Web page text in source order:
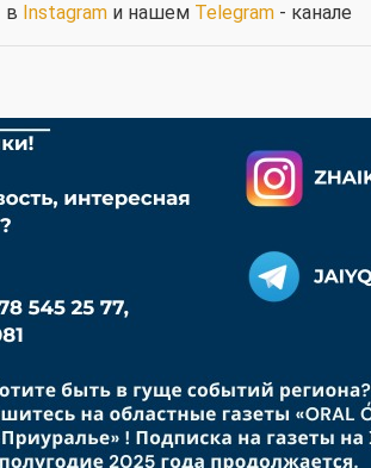
в Instagramи нашем Telegram- канале